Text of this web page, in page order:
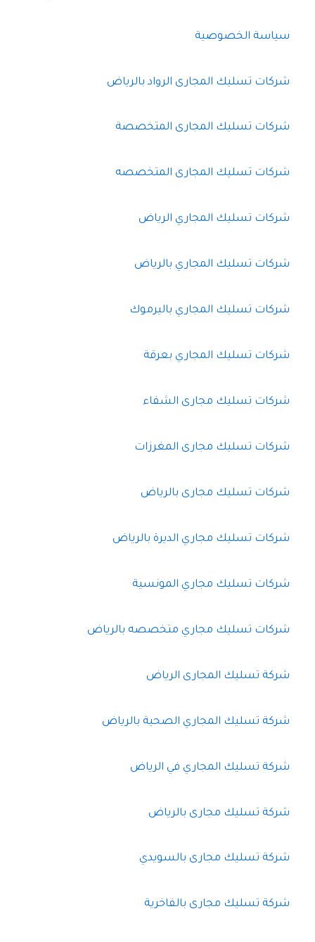
سياسة الخصوصية
شركات تسليك المجارى الرواد بالرياض
شركات تسليك المجارى المتخصصة
شركات تسليك المجارى المتخصصه
شركات تسليك المجاري الرياض
شركات تسليك المجاري بالرياض
شركات تسليك المجاري باليرموك
شركات تسليك المجاري بعرقة
شركات تسليك مجارى الشفاء
شركات تسليك مجارى المغرزات
شركات تسليك مجارى بالرياض
شركات تسليك مجاري الديرة بالرياض
شركات تسليك مجاري المونسية
شركات تسليك مجاري متخصصه بالرياض
شركة تسليك المجارى الرياض
شركة تسليك المجاري الصحية بالرياض
شركة تسليك المجاري في الرياض
شركة تسليك مجارى بالرياض
شركة تسليك مجارى بالسويدي
شركة تسليك مجارى بالفاخرية